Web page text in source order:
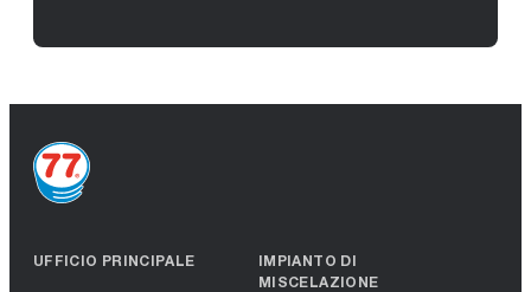
UFFICIO PRINCIPALE
IMPIANTO DI
MISCELAZIONE